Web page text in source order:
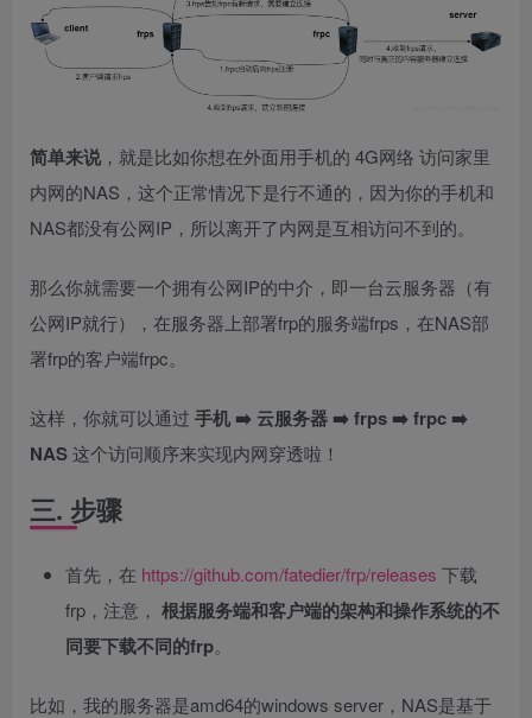
简单来说 ，就是比如你想在外面用手机的 4G网络 访问家里
内网的NAS，这个正常情况下是行不通的，因为你的手机和
NAS都没有公网IP，所以离开了内网是互相访问不到的。
那么你就需要一个拥有公网IP的中介，即一台云服务器（有
公网IP就行），在服务器上部署frp的服务端frps，在NAS部
署frp的客户端frpc。
这样，你就可以通过 手机 ➡️ 云服务器 ➡️ frps ➡️ frpc ➡️
NAS这个访问顺序来实现内网穿透啦！
三. 步骤
首先，在 https://github.com/fatedier/frp/releases 下载
frp，注意， 根据服务端和客户端的架构和操作系统的不
同要下载不同的frp。
比如，我的服务器是amd64的windows server，NAS是基于